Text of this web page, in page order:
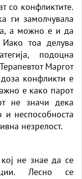
со конфликтите.
ги замолчувала
а можно е и да
тоа делува
подоцна
Маргот
конфликти е
е како парот
не значи дека
и неспособноста
незрелост.
не знае да се
Лесно се